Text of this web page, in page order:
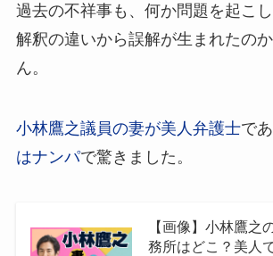
過去の不祥事も、何か問題を起こ
解釈の違いから誤解が生まれたの
ん。
小林鷹之議員の妻が美人弁護士であ
はナンパで驚きました。
【画像】小林鷹之
務所はどこ？美人